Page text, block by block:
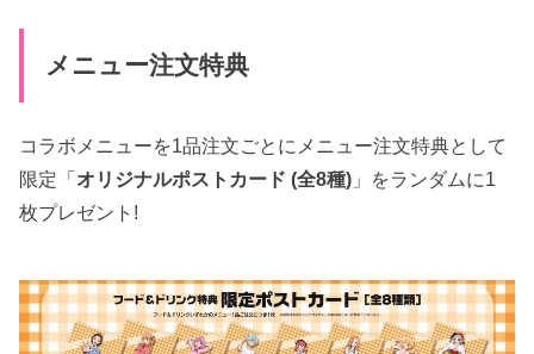
メニュー注文特典
コラボメニューを1品注文ごとにメニュー注文特典として
限定「オリジナルポストカード (全8種) 」をランダムに1
枚プレゼント!